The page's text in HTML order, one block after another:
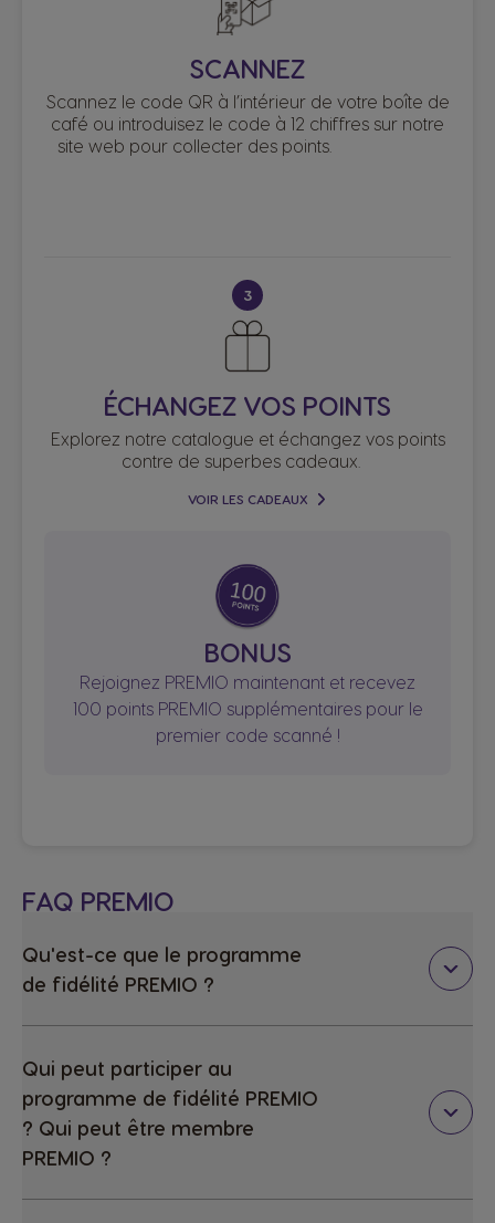
SCANNEZ
Scannez le code QR à l’intérieur de votre boîte de
café ou introduisez le code à 12 chiffres sur notre
site web pour collecter des points.
3
ÉCHANGEZ VOS POINTS
Explorez notre catalogue et échangez vos points
contre de superbes cadeaux.
VOIR LES CADEAUX
BONUS
Rejoignez PREMIO maintenant et recevez
100 points PREMIO supplémentaires pour le
premier code scanné !
FAQ PREMIO
Qu'est-ce que le programme
de fidélité PREMIO ?
Qui peut participer au
programme de fidélité PREMIO
? Qui peut être membre
PREMIO ?